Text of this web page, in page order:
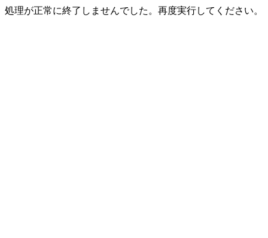
処理が正常に終了しませんでした。再度実行してください。